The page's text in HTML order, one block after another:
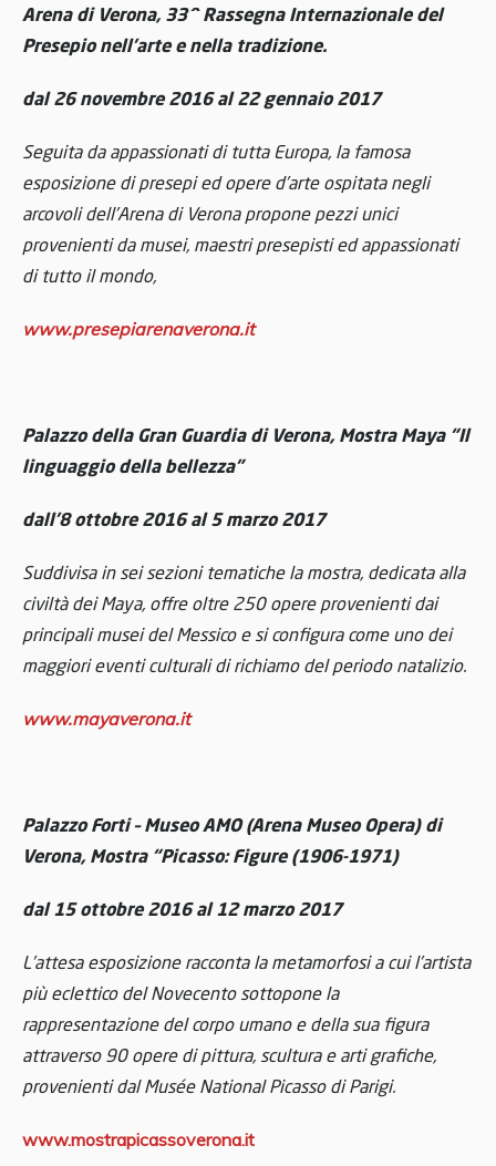
Arena di Verona, 33^ Rassegna Internazionale del
Presepio nell’arte e nella tradizione.
dal 26 novembre 2016 al 22 gennaio 2017
Seguita da appassionati di tutta Europa, la famosa
esposizione di presepi ed opere d’arte ospitata negli
arcovoli dell’Arena di Verona propone pezzi unici
provenienti da musei, maestri presepisti ed appassionati
di tutto il mondo,
www.presepiarenaverona.it
Palazzo della Gran Guardia di Verona, Mostra Maya “Il
linguaggio della bellezza”
dall’8 ottobre 2016 al 5 marzo 2017
Suddivisa in sei sezioni tematiche la mostra, dedicata alla
civiltà dei Maya, offre oltre 250 opere provenienti dai
principali musei del Messico e si configura come uno dei
maggiori eventi culturali di richiamo del periodo natalizio.
www.mayaverona.it
Palazzo Forti – Museo AMO (Arena Museo Opera) di
Verona, Mostra “Picasso: Figure (1906-1971)
dal 15 ottobre 2016 al 12 marzo 2017
L’attesa esposizione racconta la metamorfosi a cui l’artista
più eclettico del Novecento sottopone la
rappresentazione del corpo umano e della sua figura
attraverso 90 opere di pittura, scultura e arti grafiche,
provenienti dal Musée National Picasso di Parigi.
www.mostrapicassoverona.it